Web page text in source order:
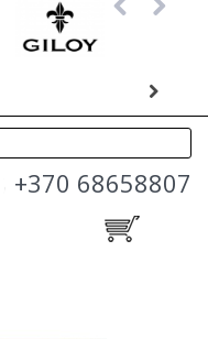
+370 68658807